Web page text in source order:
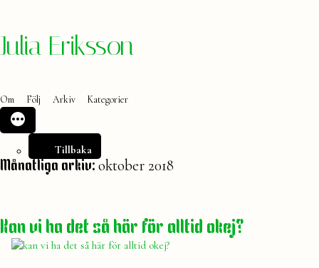
Hoppa
Julia Eriksson
Om Följ Arkiv Kategorier
Tillbaka
Månatliga arkiv: oktober 2018
Kan vi ha det så här för alltid okej?